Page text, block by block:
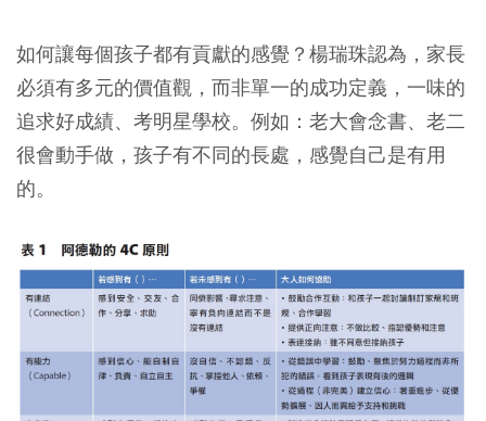
如何讓每個孩子都有貢獻的感覺？楊瑞珠認為，家長
必須有多元的價值觀，而非單一的成功定義，一味的
追求好成績、考明星學校。例如：老大會念書、老二
很會動手做，孩子有不同的長處，感覺自己是有用
的。